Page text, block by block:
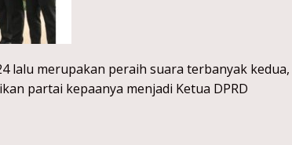
lalu merupakan peraih suara terbanyak kedua,
partai kepaanya menjadi Ketua DPRD